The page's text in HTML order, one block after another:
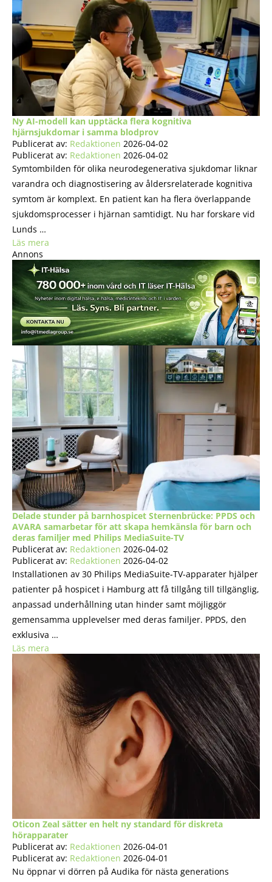
Ny AI-modell kan upptäcka flera kognitiva
hjärnsjukdomar i samma blodprov
Publicerat av: Redaktionen 2026-04-02
Publicerat av: Redaktionen 2026-04-02
Symtombilden för olika neurodegenerativa sjukdomar liknar
varandra och diagnostisering av åldersrelaterade kognitiva
symtom är komplext. En patient kan ha flera överlappande
sjukdomsprocesser i hjärnan samtidigt. Nu har forskare vid
Lunds …
Läs mera
Annons
Delade stunder på barnhospicet Sternenbrücke: PPDS och
AVARA samarbetar för att skapa hemkänsla för barn och
deras familjer med Philips MediaSuite-TV
Publicerat av: Redaktionen 2026-04-02
Publicerat av: Redaktionen 2026-04-02
Installationen av 30 Philips MediaSuite-TV-apparater hjälper
patienter på hospicet i Hamburg att få tillgång till tillgänglig,
anpassad underhållning utan hinder samt möjliggör
gemensamma upplevelser med deras familjer. PPDS, den
exklusiva …
Läs mera
Oticon Zeal sätter en helt ny standard för diskreta
hörapparater
Publicerat av: Redaktionen 2026-04-01
Publicerat av: Redaktionen 2026-04-01
Nu öppnar vi dörren på Audika för nästa generations